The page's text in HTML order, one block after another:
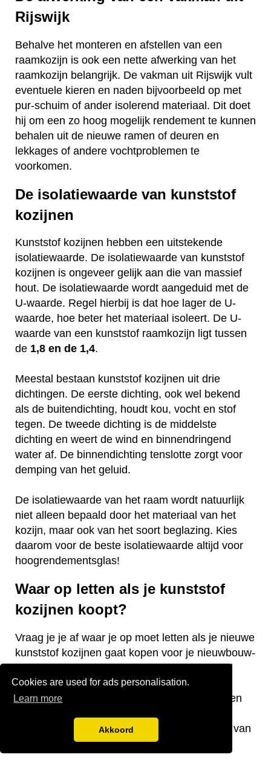
Cookies are used for ads personalisation.
Learn more
Akkoord
Rijswijk
Behalve het monteren en afstellen van een
raamkozijn is ook een nette afwerking van het
raamkozijn belangrijk. De vakman uit Rijswijk vult
eventuele kieren en naden bijvoorbeeld op met
pur-schuim of ander isolerend materiaal. Dit doet
hij om een zo hoog mogelijk rendement te kunnen
behalen uit de nieuwe ramen of deuren en
lekkages of andere vochtproblemen te
voorkomen.
De isolatiewaarde van kunststof
kozijnen
Kunststof kozijnen hebben een uitstekende
isolatiewaarde. De isolatiewaarde van kunststof
kozijnen is ongeveer gelijk aan die van massief
hout. De isolatiewaarde wordt aangeduid met de
U-waarde. Regel hierbij is dat hoe lager de U-
waarde, hoe beter het materiaal isoleert. De U-
waarde van een kunststof raamkozijn ligt tussen
de 1,8 en de 1,4.
Meestal bestaan kunststof kozijnen uit drie
dichtingen. De eerste dichting, ook wel bekend
als de buitendichting, houdt kou, vocht en stof
tegen. De tweede dichting is de middelste
dichting en weert de wind en binnendringend
water af. De binnendichting tenslotte zorgt voor
demping van het geluid.
De isolatiewaarde van het raam wordt natuurlijk
niet alleen bepaald door het materiaal van het
kozijn, maar ook van het soort beglazing. Kies
daarom voor de beste isolatiewaarde altijd voor
hoogrendementsglas!
Waar op letten als je kunststof
kozijnen koopt?
Vraag je je af waar je op moet letten als je nieuwe
kunststof kozijnen gaat kopen voor je nieuwbouw-
of bestaande woning? Wij hebben een aantal
nuttige tips voor je! De keurmerken van de
kozijnen, welke isolatiewaarde je nodig hebt en
belangrijke aandachtspunten bij de aanschaf van
kunststof kozijnen.